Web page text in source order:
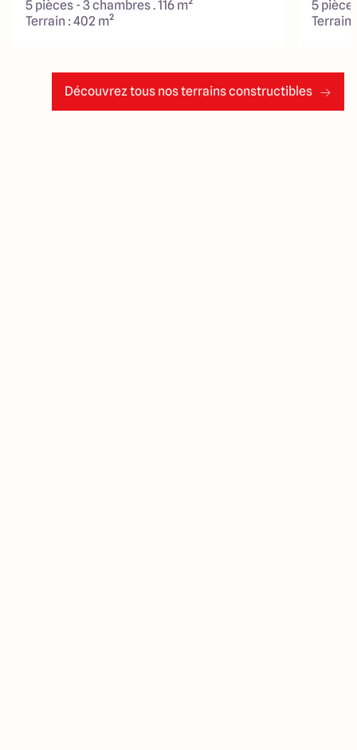
5 pièces - 3 chambres . 116 m²
Terrain : 402 m²
5
Terrain
Découvrez tous nos terrains constructibles